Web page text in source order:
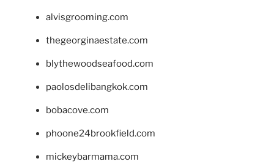
alvisgrooming.com
thegeorginaestate.com
blythewoodseafood.com
paolosdelibangkok.com
bobacove.com
phoone24brookfield.com
mickeybarmama.com